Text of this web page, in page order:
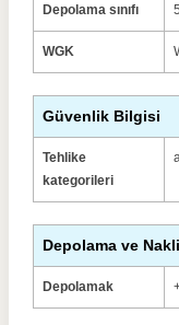
Depolama sınıfı
WGK
Güvenlik Bilgisi
Tehlike
kategorileri
Depolama ve
Depolamak